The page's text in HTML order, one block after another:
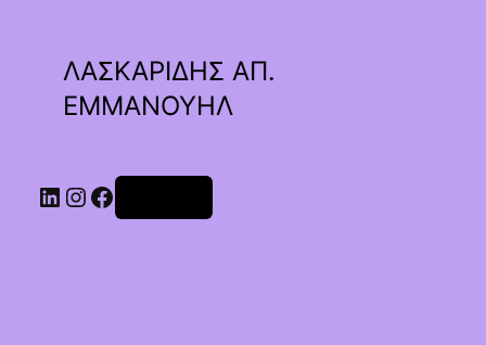
ΛΑΣΚΑΡΙΔΗΣ ΑΠ.
ΕΜΜΑΝΟΥΗΛ
Linkedin
Instagram
Facebook